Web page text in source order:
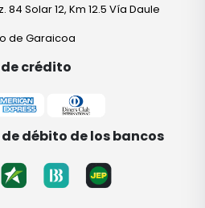
84 Solar 12, Km 12.5 Vía Daule
de Garaicoa
crédito
débito de los bancos